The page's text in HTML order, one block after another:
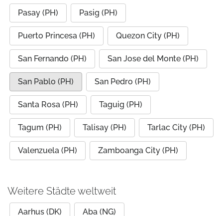
Pasay (PH) Pasig (PH)
Puerto Princesa (PH) Quezon City (PH)
San Fernando (PH) San Jose del Monte (PH)
San Pablo (PH) San Pedro (PH)
Santa Rosa (PH) Taguig (PH)
Tagum (PH) Talisay (PH) Tarlac City (PH)
Valenzuela (PH) Zamboanga City (PH)
Weitere Städte weltweit
Aarhus (DK) Aba (NG)